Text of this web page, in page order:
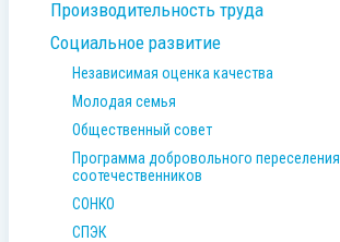
Производительность труда
Социальное развитие
Независимая оценка качества
Молодая семья
Общественный совет
Программа добровольного переселения
соотечественников
СОНКО
СПЭК